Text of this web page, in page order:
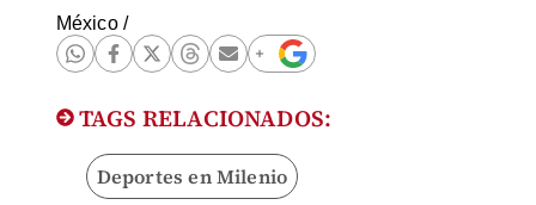
México/
TAGS RELACIONADOS:
Deportes en Milenio